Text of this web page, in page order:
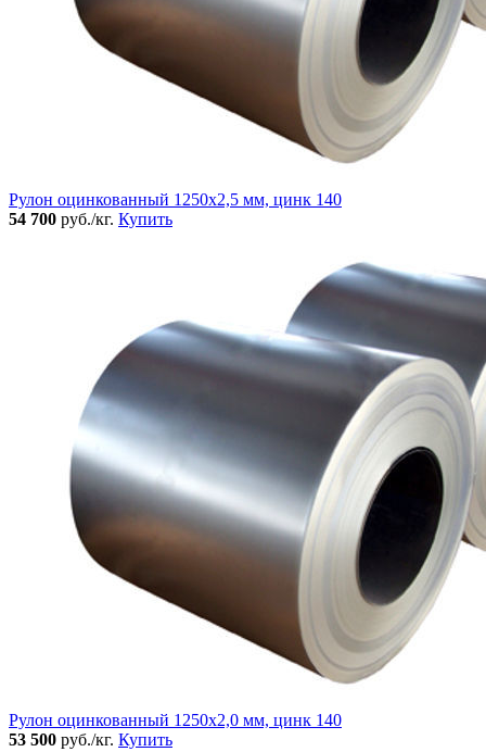
Рулон оцинкованный 1250х2,5 мм, цинк 140
54 700 руб./кг. Купить
Рулон оцинкованный 1250х2,0 мм, цинк 140
53 500 руб./кг. Купить